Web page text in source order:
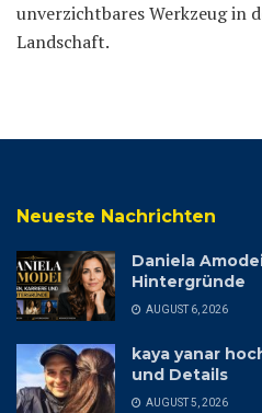
unverzichtbares Werkzeug in
Landschaft.
Neueste Nachrichten
Daniela
Hintergründe
AUGUST 6, 2026
kaya yanar
und Details
AUGUST 5, 2026